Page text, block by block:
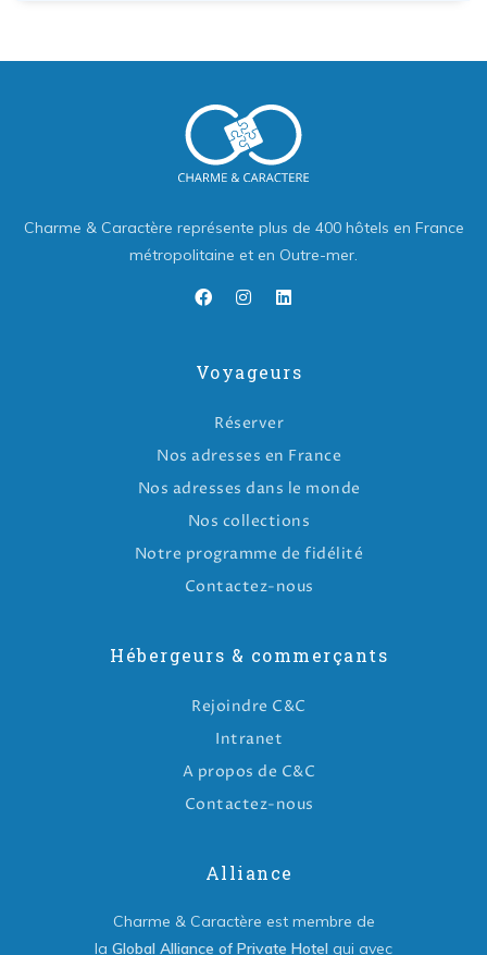
Charme & Caractère représente plus de 400 hôtels en France
métropolitaine et en Outre-mer.
Voyageurs
Réserver
Nos adresses en France
Nos adresses dans le monde
Nos collections
Notre programme de fidélité
Contactez-nous
Hébergeurs & commerçants
Rejoindre C&C
Intranet
A propos de C&C
Contactez-nous
Alliance
Charme & Caractère est membre de
la Global Alliance of Private Hotel qui avec